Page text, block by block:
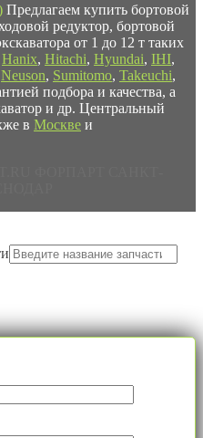
Предлагаем купить бортовой
редуктор, бортовой
от 1 до 12 т таких
Hanix, Hitachi, Hyundai, IHI,
Neuson, Sumitomo, Takeuchi,
подбора и качества, а
и др. Центральный
в Москве и